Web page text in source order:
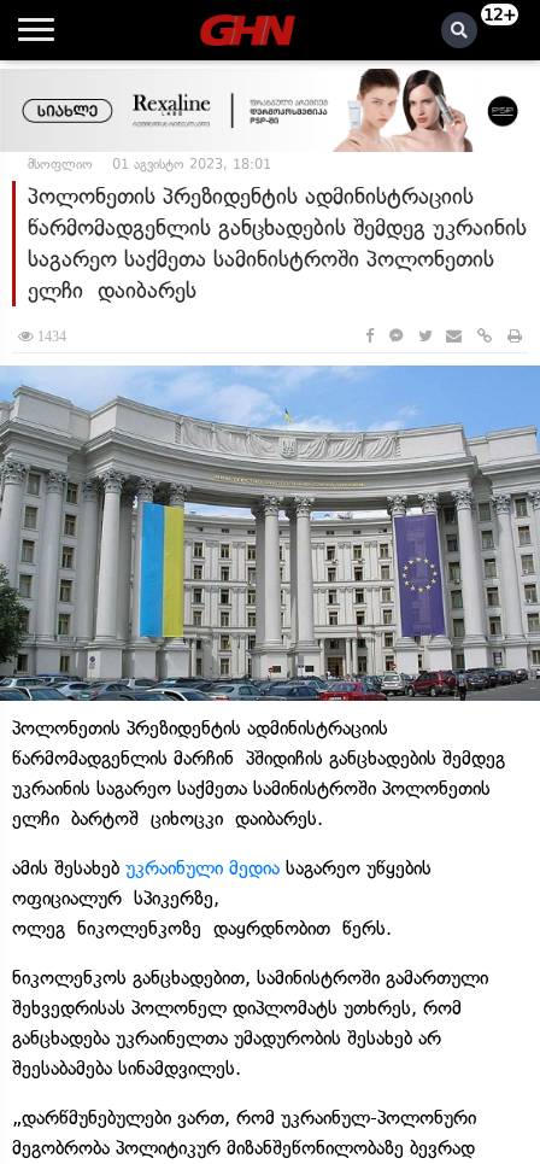
12+
მსოფლიო 01 აგვისტო 2023, 18:01
პოლონეთის პრეზიდენტის ადმინისტრაციის
წარმომადგენლის განცხადების შემდეგ უკრაინის
საგარეო საქმეთა სამინისტროში პოლონეთის
ელჩი დაიბარეს
1434
პოლონეთის პრეზიდენტის ადმინისტრაციის
წარმომადგენლის მარჩინ პშიდიჩის განცხადების შემდეგ
უკრაინის საგარეო საქმეთა სამინისტროში პოლონეთის
ელჩი ბარტოშ ციხოცკი დაიბარეს.
ამის შესახებ უკრაინული მედია საგარეო უწყების
ოფიციალურ სპიკერზე,
ოლეგ ნიკოლენკოზე დაყრდნობით წერს.
ნიკოლენკოს განცხადებით, სამინისტროში გამართული
შეხვედრისას პოლონელ დიპლომატს უთხრეს, რომ
განცხადება უკრაინელთა უმადურობის შესახებ არ
შეესაბამება სინამდვილეს.
„დარწმუნებულები ვართ, რომ უკრაინულ-პოლონური
მეგობრობა პოლიტიკურ მიზანშეწონილობაზე ბევრად